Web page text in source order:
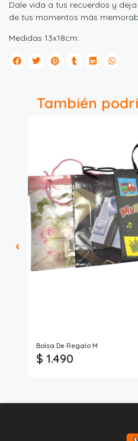
Dale vida a tus recuerdos y
de tus momentos más
Medidas 13x18cm.
También
Bolsa De Regalo M
$ 1.490